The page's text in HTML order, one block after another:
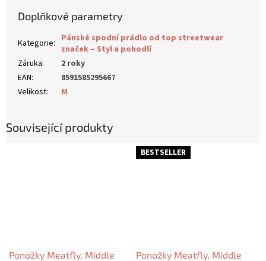
Doplňkové parametry
Kategorie: Pánské spodní prádlo od top streetwear
značek – Styl a pohodlí
Záruka:
2 roky
EAN:
8591585295667
Velikost: M
Související produkty
Ponožky Meatfly, Middle
BESTSELLER
Ponožky Meatfly, Middle